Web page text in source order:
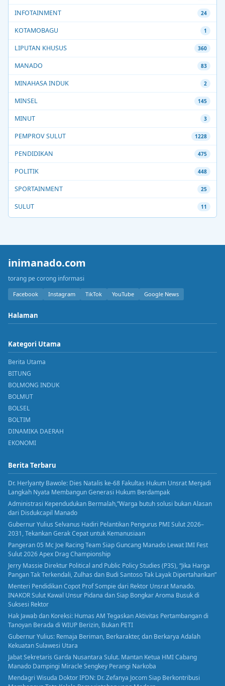
INFOTAINMENT 24
KOTAMOBAGU 1
LIPUTAN KHUSUS 360
MANADO 83
MINAHASA INDUK 2
MINSEL 145
MINUT 3
PEMPROV SULUT 1228
PENDIDIKAN 475
POLITIK 448
SPORTAINMENT 25
SULUT 11
inimanado.com
torang pe corong informasi
Facebook Instagram TikTok YouTube Google News
Halaman
Kategori Utama
Berita Utama
BITUNG
BOLMONG INDUK
BOLMUT
BOLSEL
BOLTIM
DINAMIKA DAERAH
EKONOMI
Berita Terbaru
Dr. Herlyanty Bawole: Dies Natalis ke-68 Fakultas Hukum Unsrat Menjadi
Langkah Nyata Membangun Generasi Hukum Berdampak
Administrasi Kependudukan Bermalah,”Warga butuh solusi bukan Alasan
dari Disdukcapil Manado
Gubernur Yulius Selvanus Hadiri Pelantikan Pengurus PMI Sulut 2026–
2031, Tekankan Gerak Cepat untuk Kemanusiaan
Pangeran 05 Mc Joe Racing Team Siap Guncang Manado Lewat IMI Fest
Sulut 2026 Apex Drag Championship
Jerry Massie Direktur Political and Public Policy Studies (P3S), “Jika Harga
Pangan Tak Terkendali, Zulhas dan Budi Santoso Tak Layak Dipertahankan”
Menteri Pendidikan Copot Prof Sompie dari Rektor Unsrat Manado.
INAKOR Sulut Kawal Unsur Pidana dan Siap Bongkar Aroma Busuk di
Suksesi Rektor
Hak Jawab dan Koreksi: Humas AM Tegaskan Aktivitas Pertambangan di
Tanoyan Berada di WIUP Berizin, Bukan PETI
Gubernur Yulius: Remaja Beriman, Berkarakter, dan Berkarya Adalah
Kekuatan Sulawesi Utara
Jabat Sekretaris Garda Nusantara Sulut. Mantan Ketua HMI Cabang
Manado Dampingi Miracle Sengkey Perangi Narkoba
Mendagri Wisuda Doktor IPDN: Dr. Zefanya Jocom Siap Berkontribusi